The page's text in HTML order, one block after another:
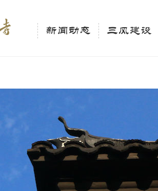
single_tag_title('', false); $description =
新闻动态 三风建设